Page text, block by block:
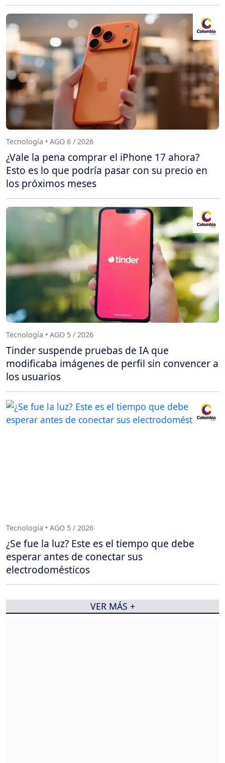
Tecnología • AGO 6 / 2026
¿Vale la pena comprar el iPhone 17 ahora?
Esto es lo que podría pasar con su precio en
los próximos meses
Tecnología • AGO 5 / 2026
Tinder suspende pruebas de IA que
modificaba imágenes de perfil sin convencer a
los usuarios
Tecnología • AGO 5 / 2026
¿Se fue la luz? Este es el tiempo que debe
esperar antes de conectar sus
electrodomésticos
VER MÁS +